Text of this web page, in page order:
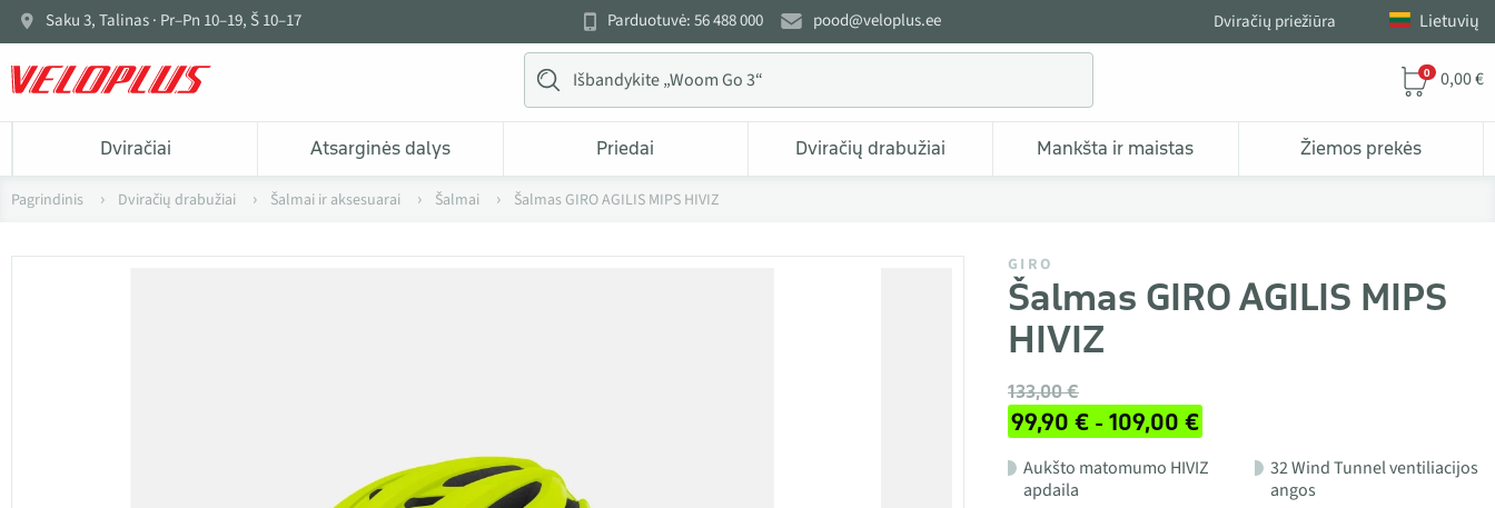
Saku 3, Talinas · Pr–Pn 10–19, Š 10–17 Parduotuvė: 56 488 000 pood@veloplus.ee Dviračių priežiūra Lietuvių
0 0,00 €
Dviračiai Atsarginės dalys Priedai Dviračių drabužiai Mankšta ir maistas Žiemos prekės
Pagrindinis Dviračių drabužiai Šalmai ir aksesuarai Šalmai Šalmas GIRO AGILIS MIPS HIVIZ
GIRO
Šalmas GIRO AGILIS MIPS
HIVIZ
133,00 €
99,90 € - 109,00 €
Aukšto matomumo HIVIZ
apdaila
32 Wind Tunnel ventiliacijos
angos